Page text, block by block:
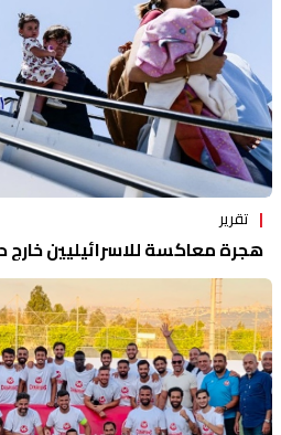
تقرير
هجرة معاكسة للاسرائيليين خارج